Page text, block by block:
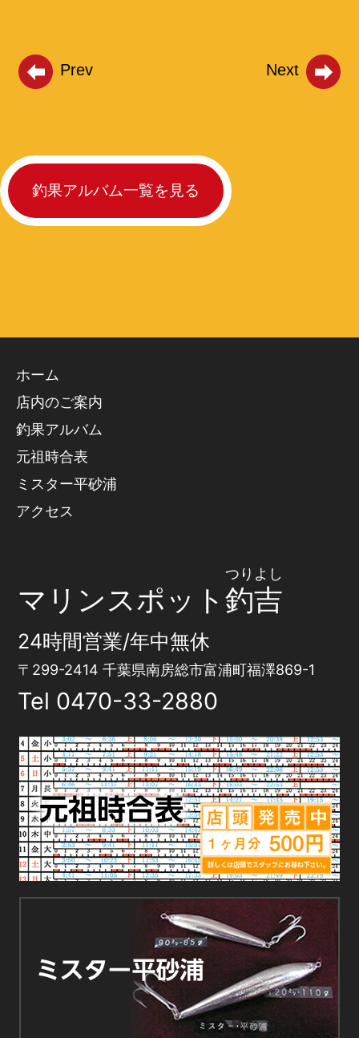
Prev Next
釣果アルバム一覧を見る
ホーム
店内のご案内
釣果アルバム
元祖時合表
ミスター平砂浦
アクセス
マリンスポット釣吉
つりよし
24時間営業/年中無休
〒299-2414 千葉県南房総市富浦町福澤869-1
Tel 0470-33-2880